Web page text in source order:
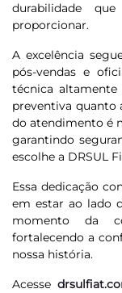
durabilidade
proporcionar.
A excelência
pós-vendas e
técnica altamente
preventiva quanto
do atendimento é
garantindo
escolhe a DRSUL
Essa dedicação
em estar ao lado
momento da
fortalecendo a
nossa história.
Acesse